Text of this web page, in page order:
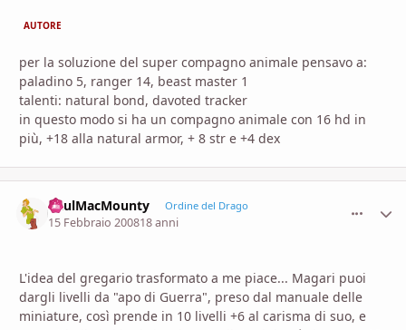
AUTORE
per la soluzione del super compagno animale pensavo a:
paladino 5, ranger 14, beast master 1
talenti: natural bond, davoted tracker
in questo modo si ha un compagno animale con 16 hd in
più, +18 alla natural armor, + 8 str e +4 dex
PaulMacMounty Ordine del Drago
15 Febbraio 200818 anni
L'idea del gregario trasformato a me piace... Magari puoi
dargli livelli da "apo di Guerra", preso dal manuale delle
miniature, così prende in 10 livelli +6 al carisma di suo, e